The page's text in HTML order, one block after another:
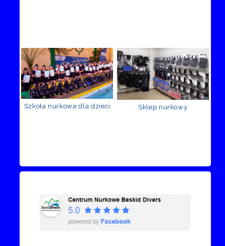
Szkoła nurkowa dla dzieci Sklep nurkowy